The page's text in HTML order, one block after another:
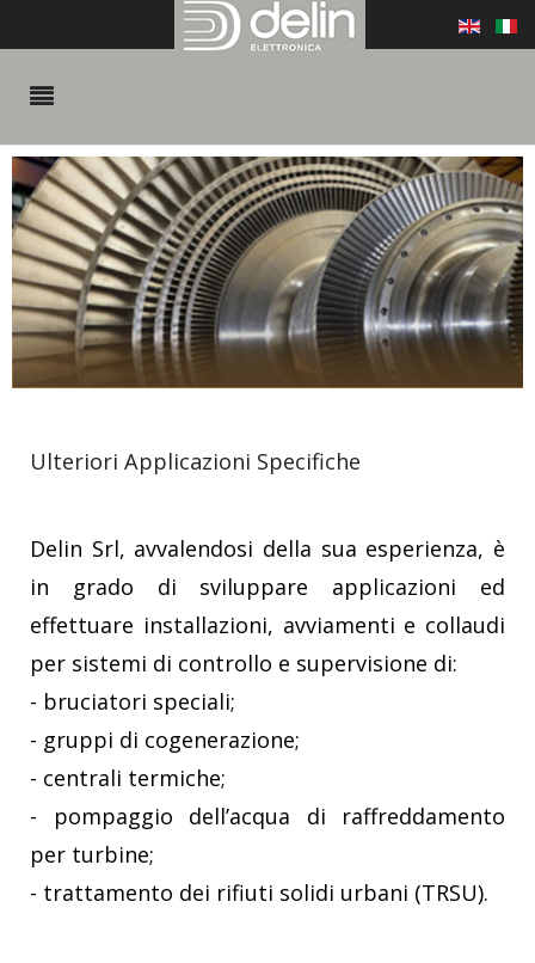
Ulteriori Applicazioni Specifiche
Delin Srl, avvalendosi della sua esperienza, è
in grado di sviluppare applicazioni ed
effettuare installazioni, avviamenti e collaudi
per sistemi di controllo e supervisione di:
- bruciatori speciali;
- gruppi di cogenerazione;
- centrali termiche;
- pompaggio dell’acqua di raffreddamento
per turbine;
- trattamento dei rifiuti solidi urbani (TRSU).